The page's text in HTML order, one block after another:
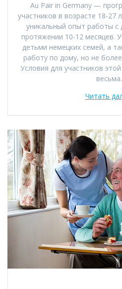
Au Pair in Germany —
участников в возрасте 18-
уникальный опыт работы с
протяжении 10-12 месяцев.
детьми немецких семей, а
работу по дому, но не
Условия для участников
Читать